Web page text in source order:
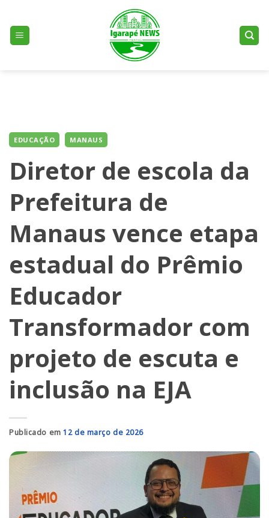
content
EDUCAÇÃO MANAUS
Diretor de escola da
Prefeitura de
Manaus vence etapa
estadual do Prêmio
Educador
Transformador com
projeto de escuta e
inclusão na EJA
Publicado em12 de março de 2026